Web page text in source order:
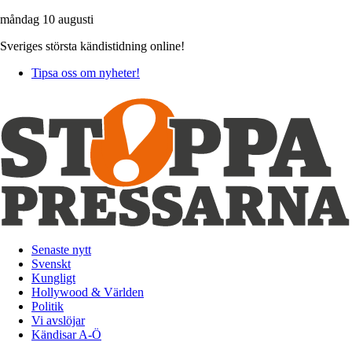
måndag 10 augusti
Sveriges största kändistidning online!
Tipsa oss om nyheter!
Senaste nytt
Svenskt
Kungligt
Hollywood & Världen
Politik
Vi avslöjar
Kändisar A-Ö